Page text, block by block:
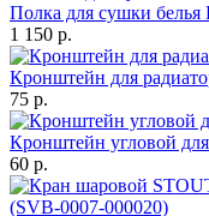
Полка для сушки белья
1 150 р.
Кронштейн для
75 р.
Кронштейн угловой для
60 р.